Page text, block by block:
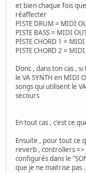
et bien chaque fois
réaffecter
PISTE DRUM = MIDI
PISTE BASS = MIDI
PISTE CHORD 1 =
PISTE CHORD 2 =
Donc , dans ton cas ,
le VA SYNTH en MIDI
songs qui utilisent le
secours
En tout cas , c'est ce
Ensuite , pour tout ce
reverb , controllers =>
configurés dans le
que je ne maitrise pas